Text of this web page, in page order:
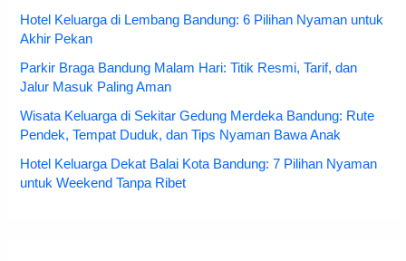
Hotel Keluarga di Lembang Bandung: 6 Pilihan Nyaman untuk
Akhir Pekan
Parkir Braga Bandung Malam Hari: Titik Resmi, Tarif, dan
Jalur Masuk Paling Aman
Wisata Keluarga di Sekitar Gedung Merdeka Bandung: Rute
Pendek, Tempat Duduk, dan Tips Nyaman Bawa Anak
Hotel Keluarga Dekat Balai Kota Bandung: 7 Pilihan Nyaman
untuk Weekend Tanpa Ribet